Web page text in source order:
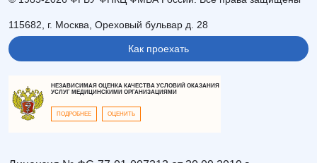
115682, г. Москва, Ореховый бульвар д. 28
Как проехать
НЕЗАВИСИМАЯ ОЦЕНКА КАЧЕСТВА УСЛОВИЙ ОКАЗАНИЯ
УСЛУГ МЕДИЦИНСКИМИ ОРГАНИЗАЦИЯМИ
ПОДРОБНЕЕ ОЦЕНИТЬ